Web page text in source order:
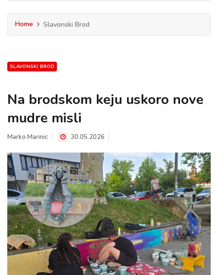
Home Slavonski Brod
SLAVONSKI BROD
Na brodskom keju uskoro nove
mudre misli
Marko Marinic 30.05.2026